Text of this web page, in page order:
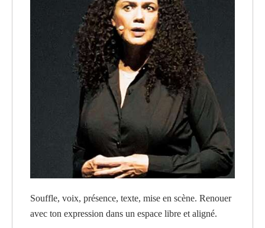
Souffle, voix, présence, texte, mise en scène. Renouer
avec ton expression dans un espace libre et aligné.